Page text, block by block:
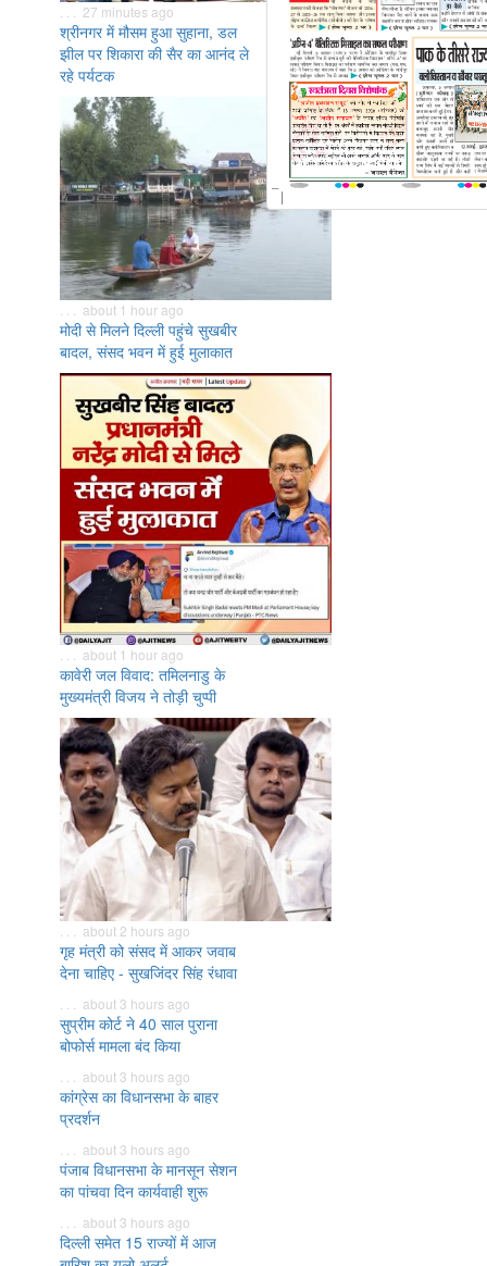
. . . 27 minutes ago
श्रीनगर में मौसम हुआ सुहाना, डल
झील पर शिकारा की सैर का आनंद ले
रहे पर्यटक
. . . about 1 hour ago
मोदी से मिलने दिल्ली पहुंचे सुखबीर
बादल, संसद भवन में हुई मुलाकात
. . . about 1 hour ago
कावेरी जल विवाद: तमिलनाडु के
मुख्यमंत्री विजय ने तोड़ी चुप्पी
. . . about 2 hours ago
गृह मंत्री को संसद में आकर जवाब
देना चाहिए - सुखजिंदर सिंह रंधावा
. . . about 3 hours ago
सुप्रीम कोर्ट ने 40 साल पुराना
बोफोर्स मामला बंद किया
. . . about 3 hours ago
कांग्रेस का विधानसभा के बाहर
प्रदर्शन
. . . about 3 hours ago
पंजाब विधानसभा के मानसून सेशन
का पांचवा दिन कार्यवाही शुरू
. . . about 3 hours ago
दिल्ली समेत 15 राज्यों में आज